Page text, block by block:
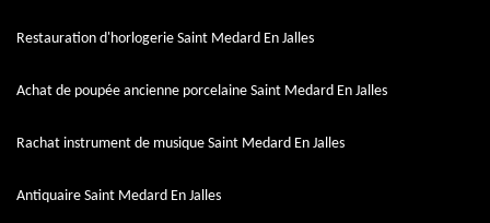
Restauration d'horlogerie Saint Medard En Jalles
Achat de poupée ancienne porcelaine Saint Medard En Jalles
Rachat instrument de musique Saint Medard En Jalles
Antiquaire Saint Medard En Jalles